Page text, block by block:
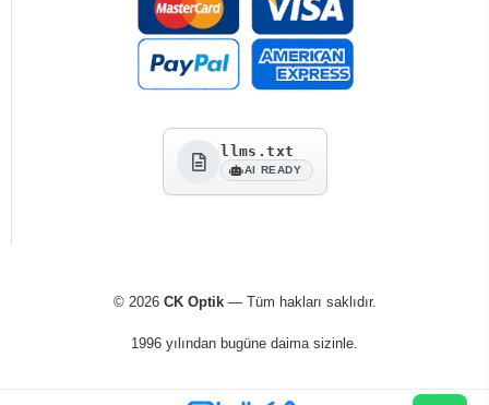
llms.txt
AI READY
© 2026 CK Optik— Tüm hakları saklıdır.
1996 yılından bugüne daima sizinle.